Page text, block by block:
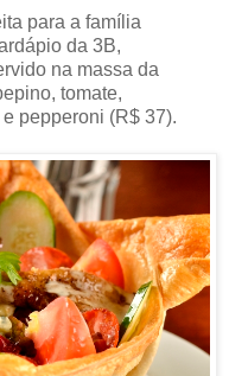
para a família
da 3B,
na massa da
tomate,
pepperoni (R$ 37).